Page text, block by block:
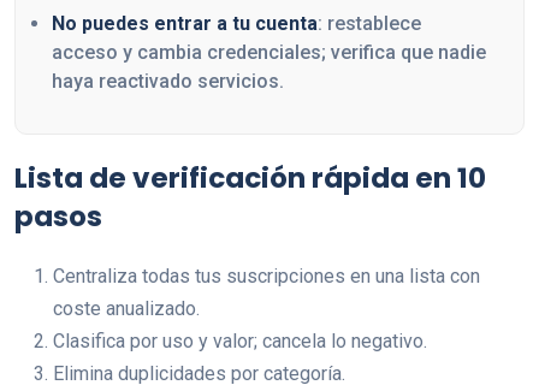
No puedes entrar a tu cuenta: restablece
acceso y cambia credenciales; verifica que nadie
haya reactivado servicios.
Lista de verificación rápida en 10
pasos
Centraliza todas tus suscripciones en una lista con
coste anualizado.
Clasifica por uso y valor; cancela lo negativo.
Elimina duplicidades por categoría.